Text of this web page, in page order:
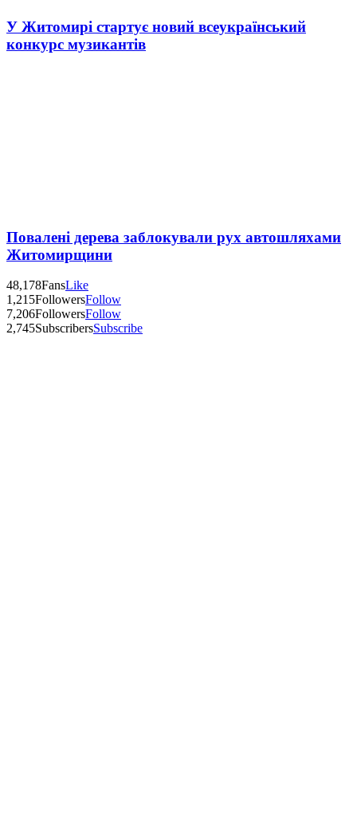
У Житомирі стартує новий всеукраїнський
конкурс музикантів
Повалені дерева заблокували рух автошляхами
Житомирщини
48,178FansLike
1,215FollowersFollow
7,206FollowersFollow
2,745SubscribersSubscribe